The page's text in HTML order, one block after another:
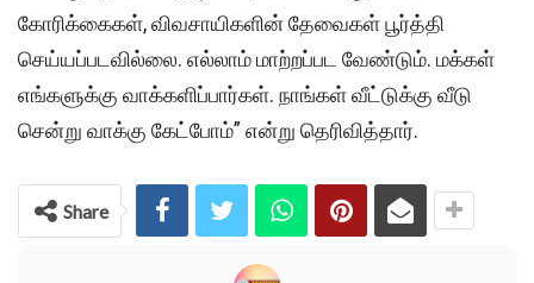
கோரிக்கைகள், விவசாயிகளின் தேவைகள் பூர்த்தி
செய்யப்படவில்லை. எல்லாம் மாற்றப்பட வேண்டும். மக்கள்
எங்களுக்கு வாக்களிப்பார்கள். நாங்கள் வீட்டுக்கு வீடு
சென்று வாக்கு கேட்போம்” என்று தெரிவித்தார்.
Share